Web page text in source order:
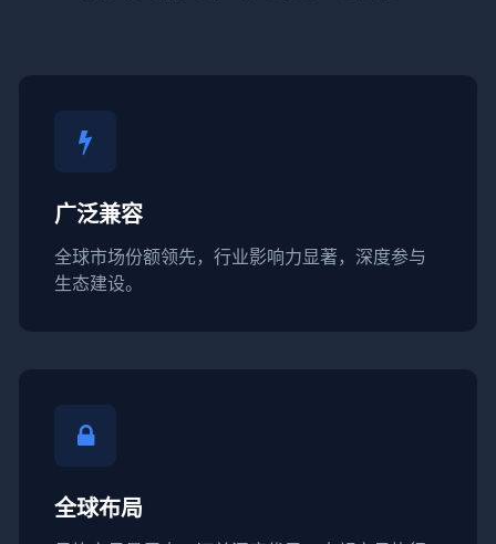
广泛兼容
全球市场份额领先，行业影响力显著，深度参与
生态建设。
全球布局